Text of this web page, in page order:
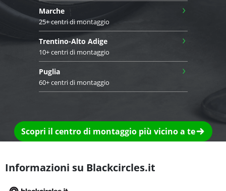
Marche
25+ centri di montaggio
›
Trentino-Alto Adige
10+ centri di montaggio
›
Puglia
60+ centri di montaggio
›
Scopri il centro di montaggio più vicino a te
Informazioni su Blackcircles.it